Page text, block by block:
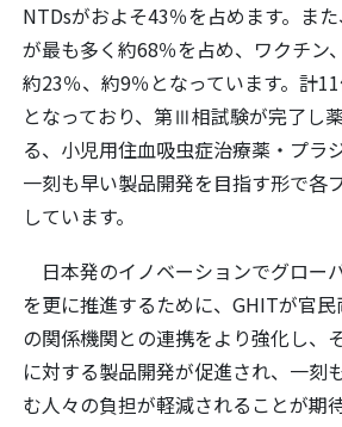
NTDsがおよそ43％を占めます。ま
が最も多く約68％を占め、ワクチン
約23％、約9％となっています。計
となっており、第Ⅲ相試験が完了し
る、小児用住血吸虫症治療薬・プラ
一刻も早い製品開発を目指す形で各
しています。
日本発のイノベーションでグロー
を更に推進するために、GHITが官
の関係機関との連携をより強化し、
に対する製品開発が促進され、一刻
む人々の負担が軽減されることが期